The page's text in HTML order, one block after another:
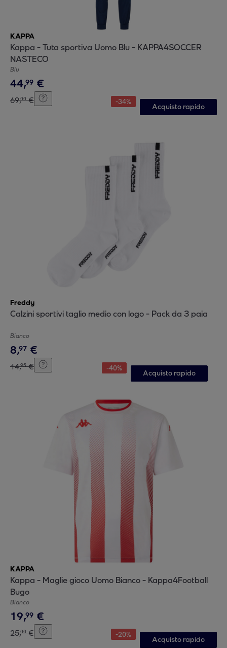
KAPPA
Kappa - Tuta sportiva Uomo Blu - KAPPA4SOCCER
NASTECO
Blu
44,99 €
69,00 € -34%
Acquisto rapido
Freddy
Calzini sportivi taglio medio con logo - Pack da 3 paia
Bianco
8,97 €
14,95 € -40%
Acquisto rapido
KAPPA
Kappa - Maglie gioco Uomo Bianco - Kappa4Football
Bugo
Bianco
19,99 €
25,00 € -20%
Acquisto rapido